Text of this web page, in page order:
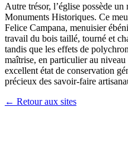
Autre trésor, l’église possède
Monuments Historiques. Ce
Felice Campana, menuisier
travail du bois taillé, tourné et
tandis que les effets de
maîtrise, en particulier au
excellent état de conservation
précieux des savoir-faire
← Retour aux sites